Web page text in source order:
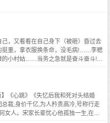
己，又看看在自己身下（被砸）昏过去
挺重，拿衣服换条命，没毛病!……李楒
小村姑……当务之急就是奋斗奋斗!然
了点吧？家里人为什么还会耍拳？还
？等等，这家怎么到了一定年纪还会
咸鱼、只想当地个主婆……塔塔:小主
:哎！诱惑真多，可惜我只爱种田……
本事了，竟有百亩良田!就是身后老跟
《心跳》《失忆后我和死对头结婚
裁,身价千亿,为人矜贵高冷,号称行走
人。宋家长辈忧心他孤独一生,在南